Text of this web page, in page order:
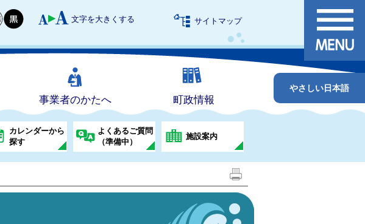
文字を大きくする サイトマップ
事業者のかたへ 町政情報
やさしい日本語
カレンダーから
探す
よくあるご質問
（準備中）
施設案内